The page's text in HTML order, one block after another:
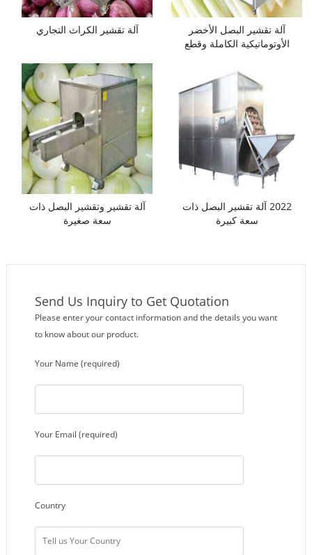
آلة تقشير الكراث التجاري
آلة تقشير البصل الأخضر
الأوتوماتيكية الكاملة وقطع
آلة تقشير وتقشير البصل ذات
سعة صغيرة
2022 آلة تقشير البصل ذات
سعة كبيرة
Send Us Inquiry to Get Quotation
Please enter your contact information and the details you want
to know about our product.
Your Name (required)
Your Email (required)
Country